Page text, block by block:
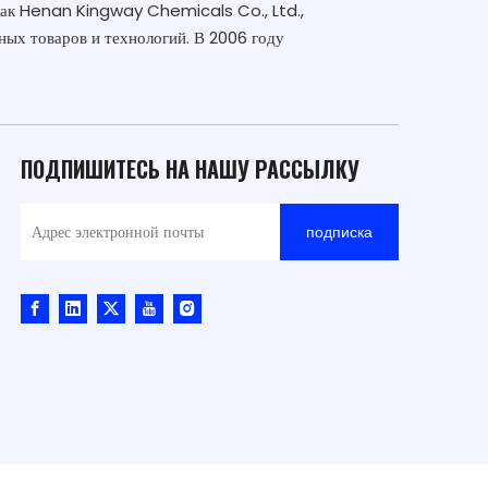
Henan Kingway Chemicals Co., Ltd.,
товаров и технологий. В 2006 году
ПОДПИШИТЕСЬ НА НАШУ РАССЫЛКУ
подписка